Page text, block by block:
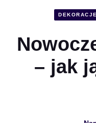
DEKORACJE
– jak